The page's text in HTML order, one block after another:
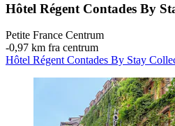
Hôtel Régent Contades By
Petite France Centrum
‐0,97 km fra centrum
Hôtel Régent Contades By Stay